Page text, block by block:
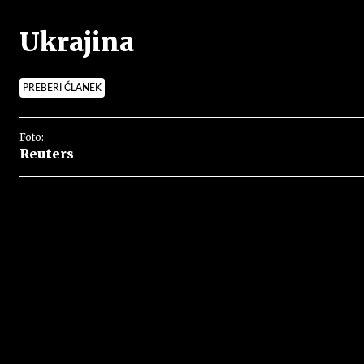
Ukrajina
PREBERI ČLANEK
Foto:
Reuters